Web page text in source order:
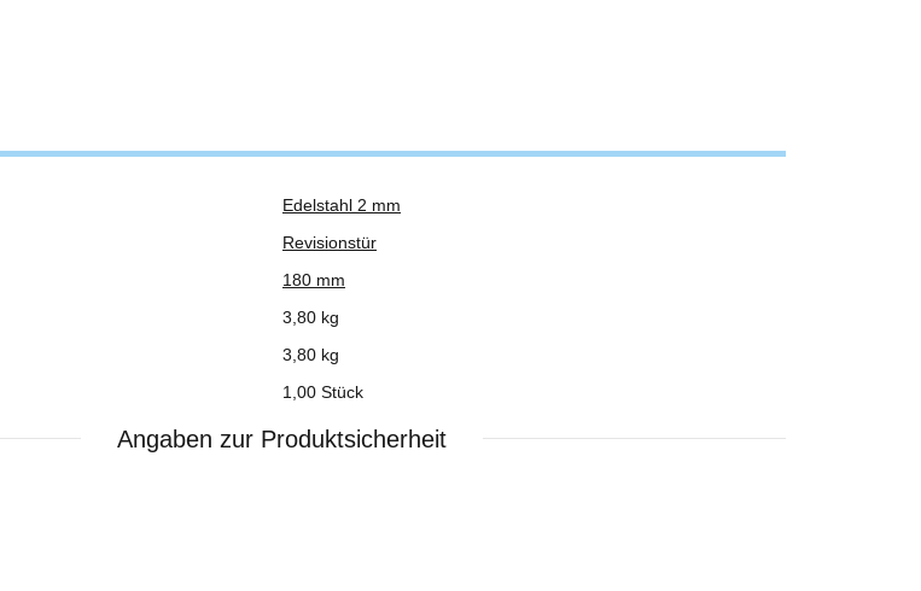
Edelstahl 2 mm
Revisionstür
180 mm
3,80 kg
3,80 kg
1,00 Stück
Angaben zur Produktsicherheit